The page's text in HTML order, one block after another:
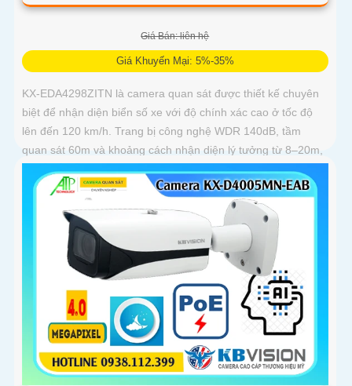
Giá Bán: liên hệ
Giá Khuyến Mại: 5%-35%
KX-EDA4298ZITN là camera quan sát được thiết kế chuyên
biệt để nhận diện biển số xe với độ chính xác cao ở tốc độ
lên đến 120 km/h. Trang bị công nghệ WDR 140dB, tầm
quan sát 60m và khoảng cách nhận diện lý tưởng từ 8–20m,
camera mang đến hình ảnh sắc nét trong mọi điều kiện ánh
sáng